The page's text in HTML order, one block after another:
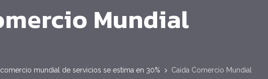
Mundial
comercio mundial de servicios se estima en 30% Caida Comercio Mundial